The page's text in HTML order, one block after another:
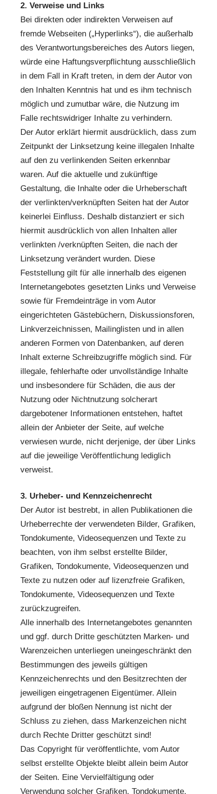
2. Verweise und Links
Bei direkten oder indirekten Verweisen auf
fremde Webseiten („Hyperlinks“), die außerhalb
des Verantwortungsbereiches des Autors liegen,
würde eine Haftungsverpflichtung ausschließlich
in dem Fall in Kraft treten, in dem der Autor von
den Inhalten Kenntnis hat und es ihm technisch
möglich und zumutbar wäre, die Nutzung im
Falle rechtswidriger Inhalte zu verhindern.
Der Autor erklärt hiermit ausdrücklich, dass zum
Zeitpunkt der Linksetzung keine illegalen Inhalte
auf den zu verlinkenden Seiten erkennbar
waren. Auf die aktuelle und zukünftige
Gestaltung, die Inhalte oder die Urheberschaft
der verlinkten/verknüpften Seiten hat der Autor
keinerlei Einfluss. Deshalb distanziert er sich
hiermit ausdrücklich von allen Inhalten aller
verlinkten /verknüpften Seiten, die nach der
Linksetzung verändert wurden. Diese
Feststellung gilt für alle innerhalb des eigenen
Internetangebotes gesetzten Links und Verweise
sowie für Fremdeinträge in vom Autor
eingerichteten Gästebüchern, Diskussionsforen,
Linkverzeichnissen, Mailinglisten und in allen
anderen Formen von Datenbanken, auf deren
Inhalt externe Schreibzugriffe möglich sind. Für
illegale, fehlerhafte oder unvollständige Inhalte
und insbesondere für Schäden, die aus der
Nutzung oder Nichtnutzung solcherart
dargebotener Informationen entstehen, haftet
allein der Anbieter der Seite, auf welche
verwiesen wurde, nicht derjenige, der über Links
auf die jeweilige Veröffentlichung lediglich
verweist.
3. Urheber- und Kennzeichenrecht
Der Autor ist bestrebt, in allen Publikationen die
Urheberrechte der verwendeten Bilder, Grafiken,
Tondokumente, Videosequenzen und Texte zu
beachten, von ihm selbst erstellte Bilder,
Grafiken, Tondokumente, Videosequenzen und
Texte zu nutzen oder auf lizenzfreie Grafiken,
Tondokumente, Videosequenzen und Texte
zurückzugreifen.
Alle innerhalb des Internetangebotes genannten
und ggf. durch Dritte geschützten Marken- und
Warenzeichen unterliegen uneingeschränkt den
Bestimmungen des jeweils gültigen
Kennzeichenrechts und den Besitzrechten der
jeweiligen eingetragenen Eigentümer. Allein
aufgrund der bloßen Nennung ist nicht der
Schluss zu ziehen, dass Markenzeichen nicht
durch Rechte Dritter geschützt sind!
Das Copyright für veröffentlichte, vom Autor
selbst erstellte Objekte bleibt allein beim Autor
der Seiten. Eine Vervielfältigung oder
Verwendung solcher Grafiken, Tondokumente,